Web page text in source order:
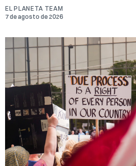
EL PLANETA TEAM
7 de agosto de 2026